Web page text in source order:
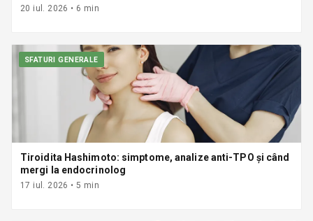
20 iul. 2026 • 6 min
SFATURI GENERALE
Tiroidita Hashimoto: simptome, analize anti-TPO și când
mergi la endocrinolog
17 iul. 2026 •5 min